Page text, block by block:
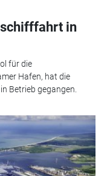
in
für die
Hafen, hat die
Betrieb gegangen.